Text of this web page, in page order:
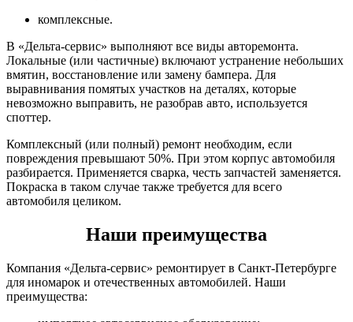
комплексные.
В «Дельта-сервис» выполняют все виды авторемонта.
Локальные (или частичные) включают устранение небольших
вмятин, восстановление или замену бампера. Для
выравнивания помятых участков на деталях, которые
невозможно выправить, не разобрав авто, используется
споттер.
Комплексный (или полный) ремонт необходим, если
повреждения превышают 50%. При этом корпус автомобиля
разбирается. Применяется сварка, честь запчастей заменяется.
Покраска в таком случае также требуется для всего
автомобиля целиком.
Наши преимущества
Компания «Дельта-сервис» ремонтирует в Санкт-Петербурге
для иномарок и отечественных автомобилей. Наши
преимущества: